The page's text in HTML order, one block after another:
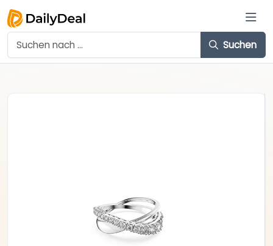
Suchen